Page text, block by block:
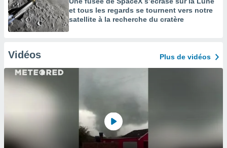
et tous les regards se tournent vers notre
satellite à la recherche du cratère
Vidéos Plus de vidéos